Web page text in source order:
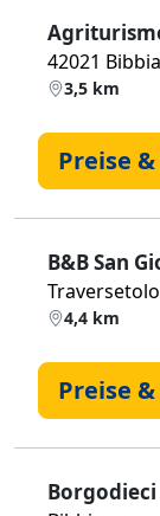
42021
3,5 km
Preise
B&B San
Traversetolo
4,4 km
Preise
Borgodieci